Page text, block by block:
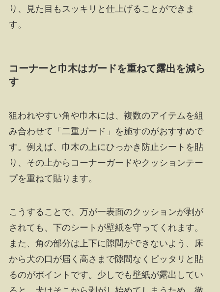
り、見た目もスッキリと仕上げることができま
す。
コーナーと巾木はガードを重ねて露出を減ら
す
狙われやすい角や巾木には、複数のアイテムを組
み合わせて「二重ガード」を施すのがおすすめで
す。例えば、巾木の上にひっかき防止シートを貼
り、その上からコーナーガードやクッションテー
プを重ねて貼ります。
こうすることで、万が一表面のクッションが剥が
されても、下のシートが壁紙を守ってくれます。
また、角の部分は上下に隙間ができないよう、床
から犬の口が届く高さまで隙間なくピッタリと貼
るのがポイントです。少しでも壁紙が露出してい